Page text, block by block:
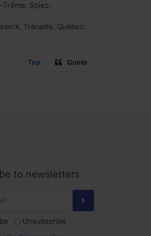
Spiez,
Tracadie, Québec
Top Quote
to newsletters
Unsubscribe